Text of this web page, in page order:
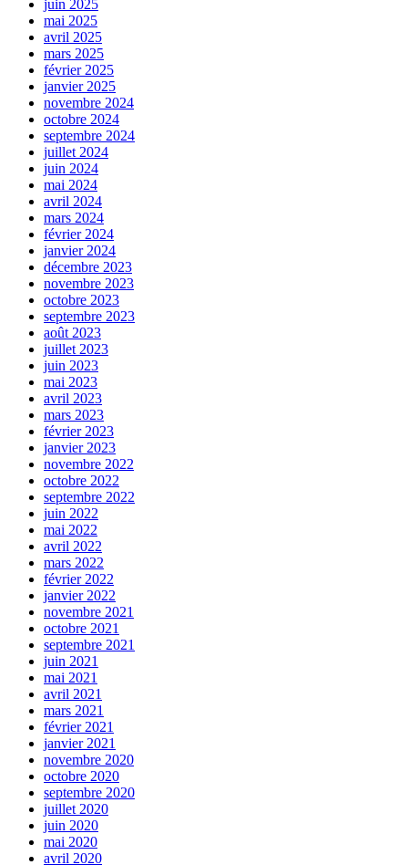
juin 2025
mai 2025
avril 2025
mars 2025
février 2025
janvier 2025
novembre 2024
octobre 2024
septembre 2024
juillet 2024
juin 2024
mai 2024
avril 2024
mars 2024
février 2024
janvier 2024
décembre 2023
novembre 2023
octobre 2023
septembre 2023
août 2023
juillet 2023
juin 2023
mai 2023
avril 2023
mars 2023
février 2023
janvier 2023
novembre 2022
octobre 2022
septembre 2022
juin 2022
mai 2022
avril 2022
mars 2022
février 2022
janvier 2022
novembre 2021
octobre 2021
septembre 2021
juin 2021
mai 2021
avril 2021
mars 2021
février 2021
janvier 2021
novembre 2020
octobre 2020
septembre 2020
juillet 2020
juin 2020
mai 2020
avril 2020